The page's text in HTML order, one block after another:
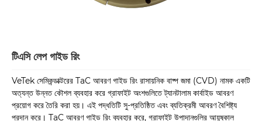
টিএসি লেপ গাইড রিং
VeTek সেমিকন্ডাক্টরের TaC আবরণ গাইড রিং রাসায়নিক বাষ্প জমা (CVD) নামক একটি
অত্যন্ত উন্নত কৌশল ব্যবহার করে গ্রাফাইট অংশগুলিতে ট্যানটালাম কার্বাইড আবরণ
প্রয়োগ করে তৈরি করা হয়। এই পদ্ধতিটি সু-প্রতিষ্ঠিত এবং ব্যতিক্রমী আবরণ বৈশিষ্ট্য
প্রদান করে। TaC আবরণ গাইড রিং ব্যবহার করে, গ্রাফাইট উপাদানগুলির আয়ুষ্কাল